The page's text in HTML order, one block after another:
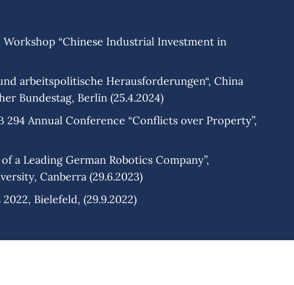
“Chinese Industrial Investment in
arbeitspolitische Herausforderungen“, China
Bundestag, Berlin (25.4.2024)
294 Annual Conference “Conflicts over Property”,
a Leading German Robotics Company”,
Canberra (29.6.2023)
Bielefeld, (29.9.2022)